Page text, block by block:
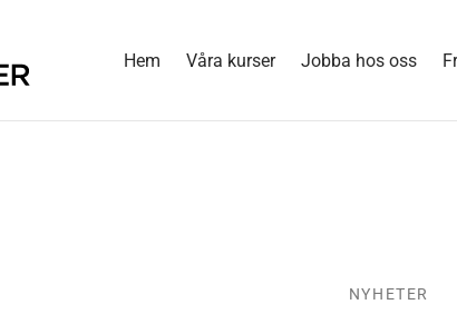
Hem Våra kurser Jobba hos oss
NYHETER